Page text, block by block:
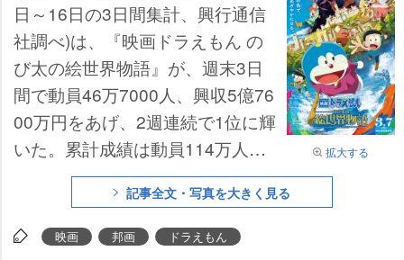
拡大する
日～16日の3日間集計、興行通信
社調べ)は、『映画ドラえもん の
び太の絵世界物語』が、週末3日
間で動員46万7000人、興収5億76
00万円をあげ、2週連続で1位に輝
いた。累計成績は動員114万人、
興収14億円を突破した。
記事全文・写真を大きく見る
映画 邦画 ドラえもん